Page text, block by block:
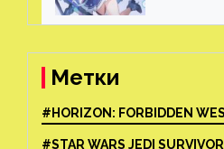
Метки
#HORIZON: FORBIDDEN
#STAR WARS JEDI SURVIVOR